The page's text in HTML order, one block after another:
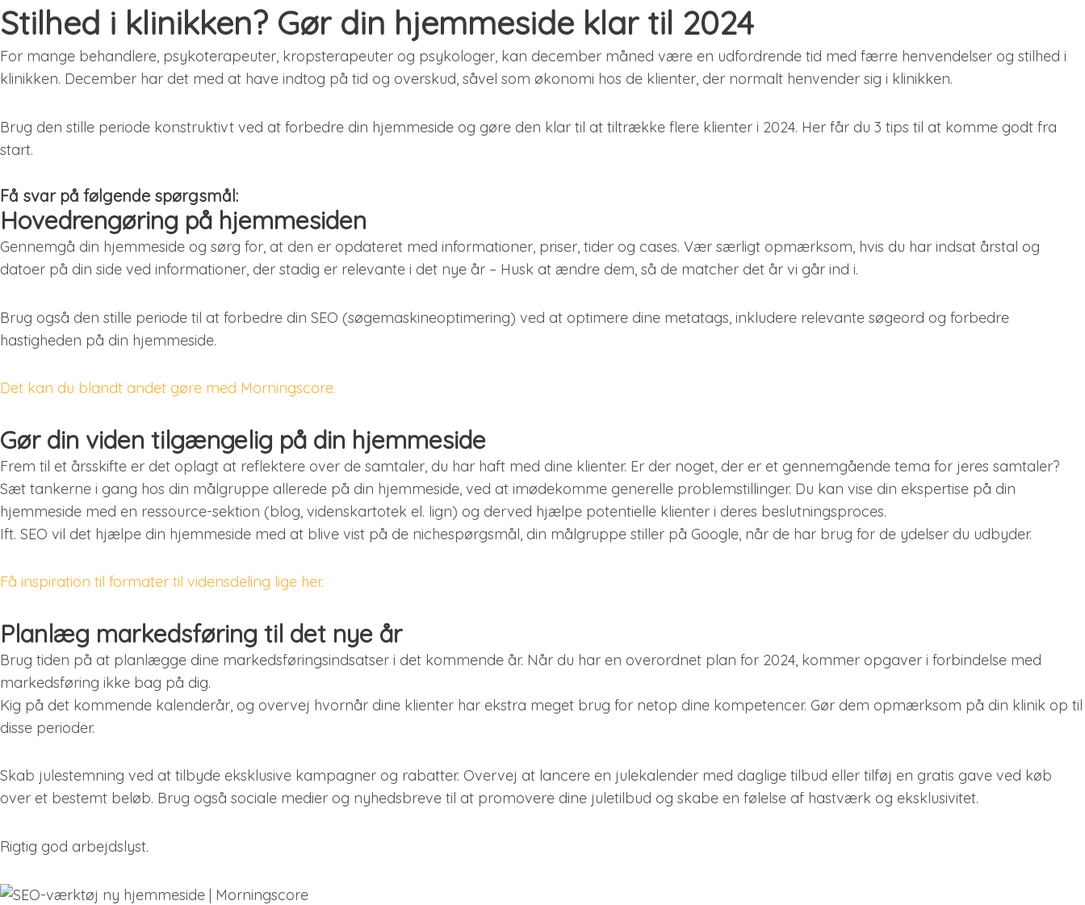
Gå
til
indholdet
Stilhed i klinikken? Gør din hjemmeside klar til 2024
For mange behandlere, psykoterapeuter, kropsterapeuter og psykologer, kan december måned være en udfordrende tid med færre henvendelser og stilhed i
klinikken. December har det med at have indtog på tid og overskud, såvel som økonomi hos de klienter, der normalt henvender sig i klinikken.
Brug den stille periode konstruktivt ved at forbedre din hjemmeside og gøre den klar til at tiltrække flere klienter i 2024. Her får du 3 tips til at komme godt fra
start.
Få svar på følgende spørgsmål:
Hovedrengøring på hjemmesiden
Gennemgå din hjemmeside og sørg for, at den er opdateret med informationer, priser, tider og cases. Vær særligt opmærksom, hvis du har indsat årstal og
datoer på din side ved informationer, der stadig er relevante i det nye år – Husk at ændre dem, så de matcher det år vi går ind i.
Brug også den stille periode til at forbedre din SEO (søgemaskineoptimering) ved at optimere dine metatags, inkludere relevante søgeord og forbedre
hastigheden på din hjemmeside.
Det kan du blandt andet gøre med Morningscore.
Gør din viden tilgængelig på din hjemmeside
Frem til et årsskifte er det oplagt at reflektere over de samtaler, du har haft med dine klienter. Er der noget, der er et gennemgående tema for jeres samtaler?
Sæt tankerne i gang hos din målgruppe allerede på din hjemmeside, ved at imødekomme generelle problemstillinger. Du kan vise din ekspertise på din
hjemmeside med en ressource-sektion (blog, videnskartotek el. lign) og derved hjælpe potentielle klienter i deres beslutningsproces.
Ift. SEO vil det hjælpe din hjemmeside med at blive vist på de nichespørgsmål, din målgruppe stiller på Google, når de har brug for de ydelser du udbyder.
Få inspiration til formater til vidensdeling lige her.
Planlæg markedsføring til det nye år
Brug tiden på at planlægge dine markedsføringsindsatser i det kommende år. Når du har en overordnet plan for 2024, kommer opgaver i forbindelse med
markedsføring ikke bag på dig.
Kig på det kommende kalenderår, og overvej hvornår dine klienter har ekstra meget brug for netop dine kompetencer. Gør dem opmærksom på din klinik op til
disse perioder.
Skab julestemning ved at tilbyde eksklusive kampagner og rabatter. Overvej at lancere en julekalender med daglige tilbud eller tilføj en gratis gave ved køb
over et bestemt beløb. Brug også sociale medier og nyhedsbreve til at promovere dine juletilbud og skabe en følelse af hastværk og eksklusivitet.
Rigtig god arbejdslyst.